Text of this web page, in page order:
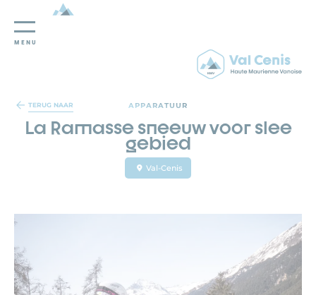
Cookies beheer paneel
MENU
TERUG NAAR APPARATUUR
La Ramasse sneeuw voor slee
gebied
Val-Cenis